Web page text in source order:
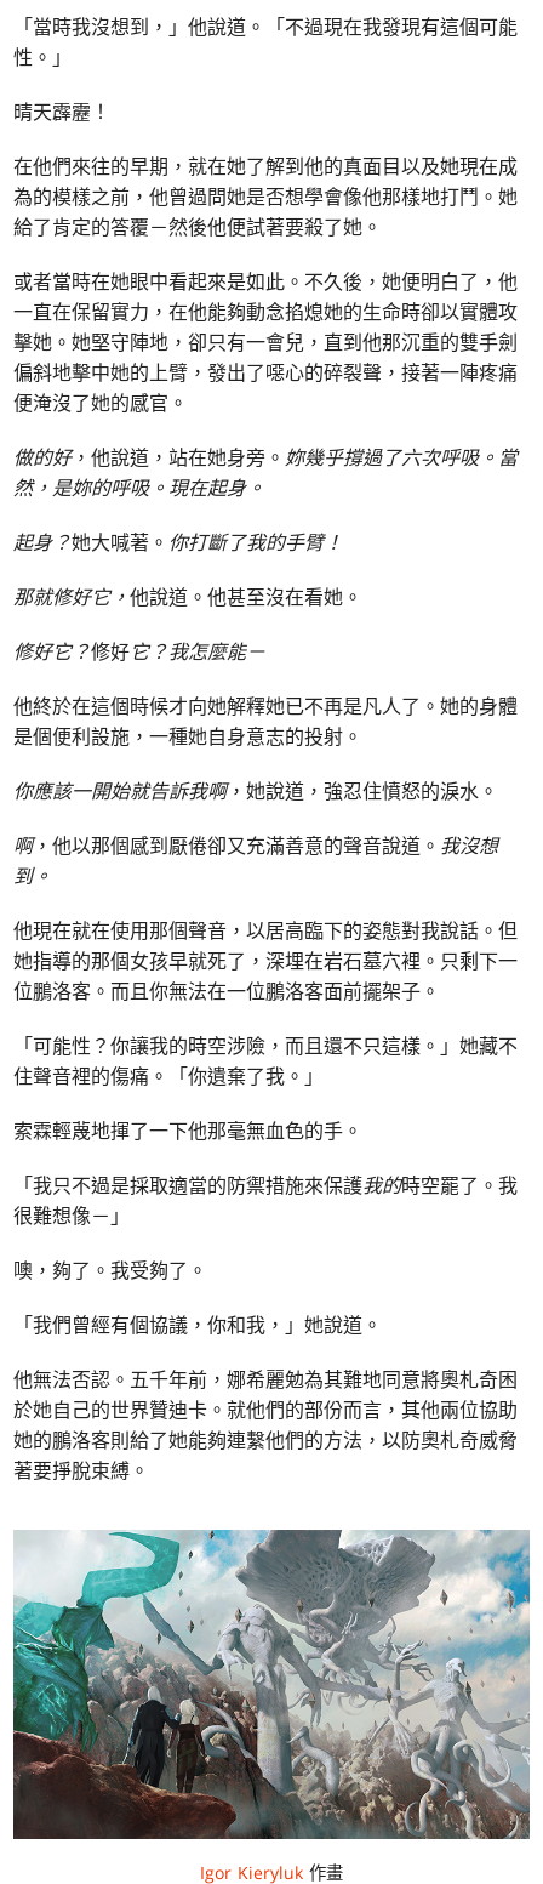
「當時我沒想到，」他說道。「不過現在我發現有這個可能
性。」
晴天霹靂！
在他們來往的早期，就在她了解到他的真面目以及她現在成
為的模樣之前，他曾過問她是否想學會像他那樣地打鬥。她
給了肯定的答覆－然後他便試著要殺了她。
或者當時在她眼中看起來是如此。不久後，她便明白了，他
一直在保留實力，在他能夠動念掐熄她的生命時卻以實體攻
擊她。她堅守陣地，卻只有一會兒，直到他那沉重的雙手劍
偏斜地擊中她的上臂，發出了噁心的碎裂聲，接著一陣疼痛
便淹沒了她的感官。
做的好，他說道，站在她身旁。 妳幾乎撐過了六次呼吸。當
然，是妳的呼吸。現在起身。
起身？她大喊著。 你打斷了我的手臂！
那就修好它，他說道。他甚至沒在看她。
修好它？修好它？我怎麼能－
他終於在這個時候才向她解釋她已不再是凡人了。她的身體
是個便利設施，一種她自身意志的投射。
你應該一開始就告訴我啊，她說道，強忍住憤怒的淚水。
啊，他以那個感到厭倦卻又充滿善意的聲音說道。 我沒想
到。
他現在就在使用那個聲音，以居高臨下的姿態對我說話。但
她指導的那個女孩早就死了，深埋在岩石墓穴裡。只剩下一
位鵬洛客。而且你無法在一位鵬洛客面前擺架子。
「可能性？你讓我的時空涉險，而且還不只這樣。」她藏不
住聲音裡的傷痛。「你遺棄了我。」
索霖輕蔑地揮了一下他那毫無血色的手。
「我只不過是採取適當的防禦措施來保護我的時空罷了。我
很難想像－」
噢，夠了。我受夠了。
「我們曾經有個協議，你和我，」她說道。
他無法否認。五千年前，娜希麗勉為其難地同意將奧札奇困
於她自己的世界贊迪卡。就他們的部份而言，其他兩位協助
她的鵬洛客則給了她能夠連繫他們的方法，以防奧札奇威脅
著要掙脫束縛。
Igor Kieryluk 作畫